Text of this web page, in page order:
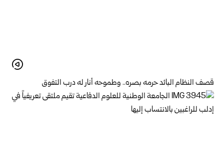
قصف النظام البائد حرمه بصره.. وطموحه أنار له درب التفوق